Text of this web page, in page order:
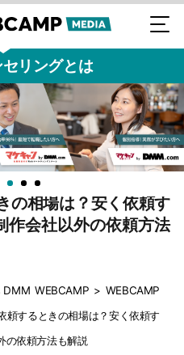
リングとは
の相場は？安く依頼す
作会社以外の依頼方法
WEBCAMP > WEBCAMP
頼するときの相場は？安く依頼す
の依頼方法も解説